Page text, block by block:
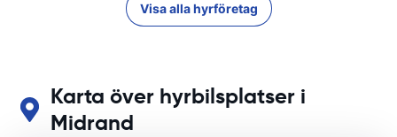
Visa alla hyrföretag
Karta över hyrbilsplatser i
Midrand